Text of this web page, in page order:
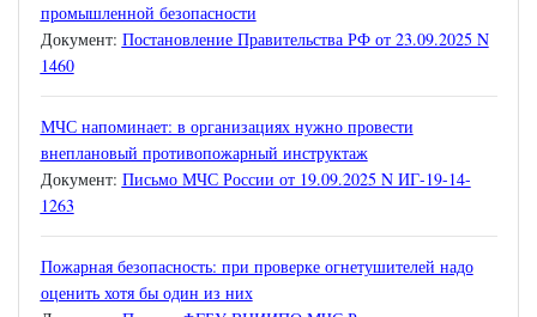
промышленной безопасности
Документ: Постановление Правительства РФ от 23.09.2025 N
1460
МЧС напоминает: в организациях нужно провести
внеплановый противопожарный инструктаж
Документ: Письмо МЧС России от 19.09.2025 N ИГ-19-14-
1263
Пожарная безопасность: при проверке огнетушителей надо
оценить хотя бы один из них